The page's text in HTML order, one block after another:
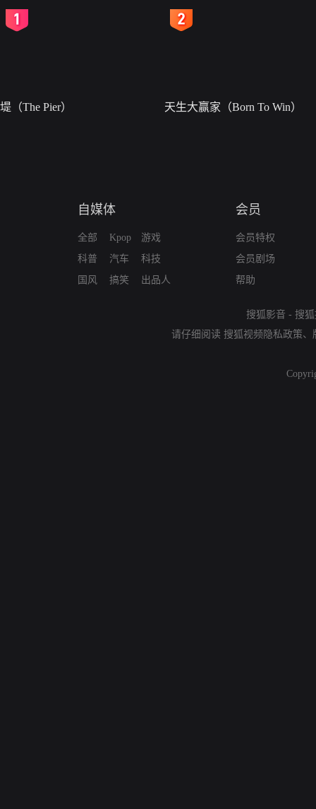
堤（The Pier） 天生大赢家（Born To Win）
自媒体
全部
科普
国风
Kpop
汽车
搞笑
游戏
科技
出品人
会员
会员特权
会员剧场
帮助
搜狐影音 - 搜
请仔细阅读 搜狐视频隐私政策、